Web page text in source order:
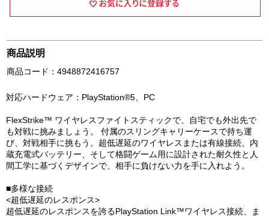
商品説明
商品コード：4948872416757
対応ハードウェア：PlayStation®5、PC
FlexStrike™ ワイヤレスファイトスティックで、自宅でも外出先で
も対戦に挑みましょう。 付属のスリングキャリーケースで持ち運
び、対戦相手に挑もう。超低遅延のワイヤレスまたは有線接続、内
蔵充電式バッテリー、そして格闘ゲーム用に設計された耐久性と人
間工学に基づくデザインで、相手に負けない力を手に入れよう。
■多様な接続
<超低遅延のレスポンス>
超低遅延のレスポンスを誇るPlayStation Link™ワイヤレス接続、ま